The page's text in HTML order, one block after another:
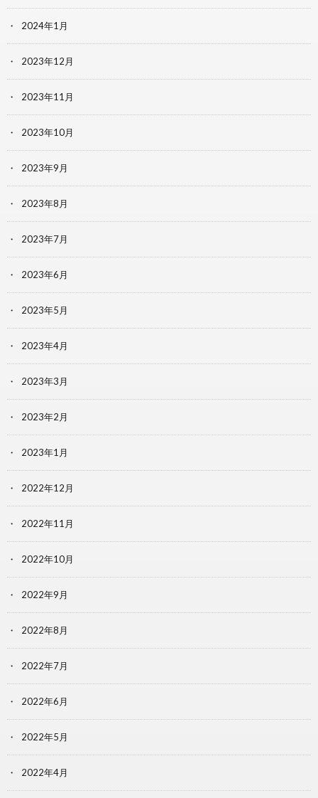
2024年1月
2023年12月
2023年11月
2023年10月
2023年9月
2023年8月
2023年7月
2023年6月
2023年5月
2023年4月
2023年3月
2023年2月
2023年1月
2022年12月
2022年11月
2022年10月
2022年9月
2022年8月
2022年7月
2022年6月
2022年5月
2022年4月